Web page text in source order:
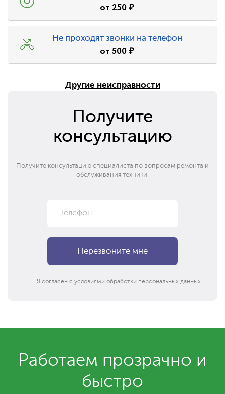
от 250₽
Не проходят звонки на телефон
от500₽
Другие неисправности
Получите
консультацию
Получите консультацию специалиста по вопросам ремонта и
обслуживания техники.
Я согласен с условиями обработки персональных данных
Работаем прозрачно и
быстро